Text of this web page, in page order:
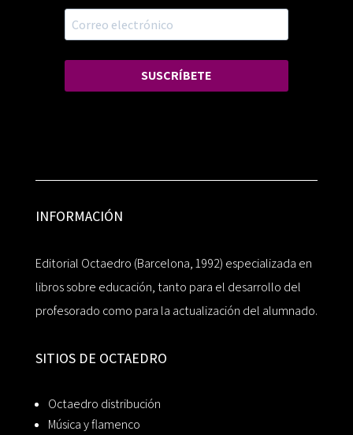
SUSCRÍBETE
INFORMACIÓN
Editorial Octaedro (Barcelona, 1992) especializada en
libros sobre educación, tanto para el desarrollo del
profesorado como para la actualización del alumnado.
SITIOS DE OCTAEDRO
Octaedro distribución
Música y flamenco